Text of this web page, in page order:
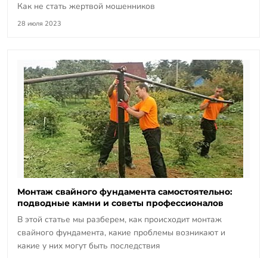
Заказать звонок
Как не стать жертвой мошенников
28 июля 2023
Монтаж свайного фундамента самостоятельно:
подводные камни и советы профессионалов
В этой статье мы разберем, как происходит монтаж
свайного фундамента, какие проблемы возникают и
какие у них могут быть последствия